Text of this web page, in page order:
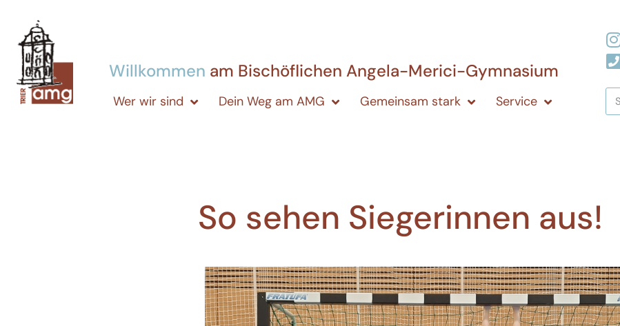
Willkommen am Bischöflichen Angela-Merici-Gymnasium
Wer wir sind Dein Weg am AMG Gemeinsam stark Service
So sehen Siegerinnen aus!